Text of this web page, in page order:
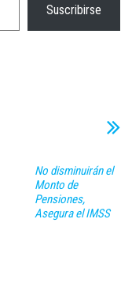
Suscribirse
No disminuirán el
Monto de
Pensiones,
Asegura el IMSS